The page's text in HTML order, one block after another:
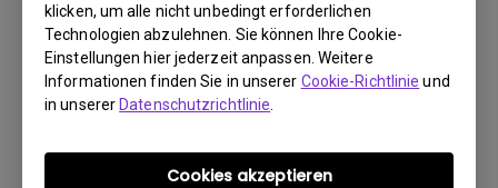
klicken, um alle nicht unbedingt erforderlichen
Technologien abzulehnen. Sie können Ihre Cookie-
Einstellungen hier jederzeit anpassen. Weitere
Informationen finden Sie in unserer Cookie-Richtlinie und
in unsererDatenschutzrichtlinie
Cookies akzeptieren
Warum kann mein BenQ-Monitor über ein
USB-C(Typ C)-Kabel nicht ordnungsgemäß
angezeigt werden?
Mac M1/M2-Monitor beheben?